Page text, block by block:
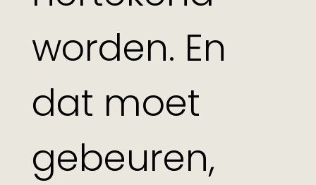
worden. En
dat moet
gebeuren,